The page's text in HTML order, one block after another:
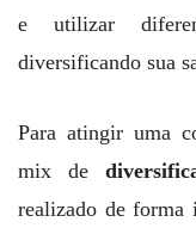
e utilizar
diversificando sua
Para atingir uma
mix de
realizado de forma